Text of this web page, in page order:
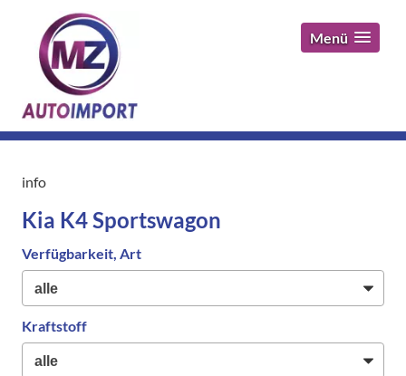
Menü
info
Kia K4 Sportswagon
Verfügbarkeit, Art
Kraftstoff